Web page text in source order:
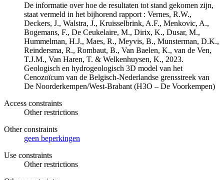
De informatie over hoe de resultaten tot stand gekomen zijn,
staat vermeld in het bijhorend rapport : Vernes, R.W.,
Deckers, J., Walstra, J., Kruisselbrink, A.F., Menkovic, A.,
Bogemans, F., De Ceukelaire, M., Dirix, K., Dusar, M.,
Hummelman, H.J., Maes, R., Meyvis, B., Munsterman, D.K.,
Reindersma, R., Rombaut, B., Van Baelen, K., van de Ven,
T.J.M., Van Haren, T. & Welkenhuysen, K., 2023.
Geologisch en hydrogeologisch 3D model van het
Cenozoïcum van de Belgisch-Nederlandse grensstreek van
De Noorderkempen/West-Brabant (H3O – De Voorkempen)
Access constraints
Other restrictions
Other constraints
geen beperkingen
Use constraints
Other restrictions